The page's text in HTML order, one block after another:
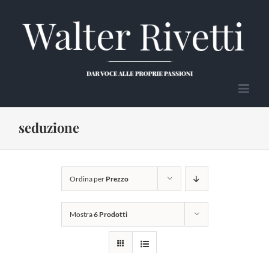
contenuto
seduzione
Ordina per Prezzo
Mostra6 Prodotti